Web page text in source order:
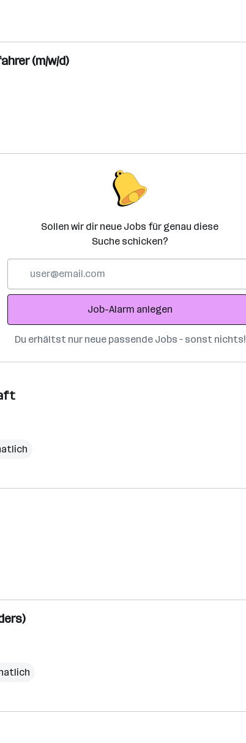
(m/w/d)
Sollen wir dir neue Jobs für genau diese
Suche schicken?
Adresse
Job-Alarm anlegen
Du erhältst nur neue passende Jobs – sonst nichts!